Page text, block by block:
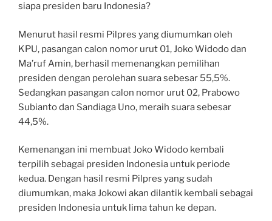
siapa presiden baru Indonesia?
Menurut hasil resmi Pilpres yang diumumkan oleh
KPU, pasangan calon nomor urut 01, Joko Widodo dan
Ma’ruf Amin, berhasil memenangkan pemilihan
presiden dengan perolehan suara sebesar 55,5%.
Sedangkan pasangan calon nomor urut 02, Prabowo
Subianto dan Sandiaga Uno, meraih suara sebesar
44,5%.
Kemenangan ini membuat Joko Widodo kembali
terpilih sebagai presiden Indonesia untuk periode
kedua. Dengan hasil resmi Pilpres yang sudah
diumumkan, maka Jokowi akan dilantik kembali sebagai
presiden Indonesia untuk lima tahun ke depan.